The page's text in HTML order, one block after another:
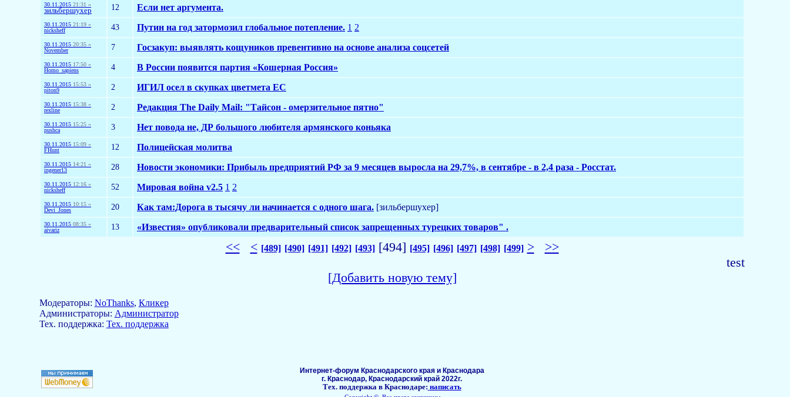
30.11.2015 21:31 »
зильбершухер 12 Если нет аргумента.
30.11.2015 21:19 »
nicksheff
43 Путин на год затормозил глобальное потепление. 1 2
30.11.2015 20:35 »
November
7 Госзакуп: выявлять кощуников превентивно на основе анализа соцсетей
30.11.2015 17:50 »
Homo_sapiens
4 В России появится партия «Кошерная Россия»
30.11.2015 15:53 »
piton9
2 ИГИЛ осел в скупках цветмета ЕС
30.11.2015 15:38 »
rexline
2 Редакция The Daily Mail: "Тайсон - омерзительное пятно"
30.11.2015 15:25 »
pushca
3 Нет повода не, ДР большого любителя армянского коньяка
30.11.2015 15:09 »
FHunt
12 Полицейская молитва
30.11.2015 14:21 »
ingener13
28 Новости экономики: Прибыль предприятий РФ за 9 месяцев выросла на 29,7%, в сентябре - в 2,4 раза - Росстат.
30.11.2015 12:16 »
nicksheff
52 Мировая война v2.5 1 2
30.11.2015 10:15 »
Devi_Jones
20 Как там:Дорога в тысячу ли начинается с одного шага. [зильбершухер]
30.11.2015 08:35 »
aivariz
13 «Известия» опубликовали предварительный список запрещенных турецких товаров" .
<< < [489] [490] [491] [492] [493][494] [495] [496] [497] [498] [499] >
>>
test
[Добавить новую тему]
Модераторы: NoThanks, Кликер
Aдминистраторы: Администратор
Тех. поддержка: Тех. поддержка
Интернет-форум Краснодарского края и Краснодара
г. Краснодар, Краснодарский край 2022г.
Тех. поддержка в Краснодаре: написать